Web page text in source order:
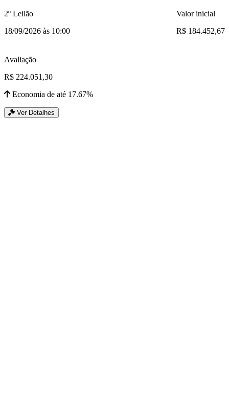
2º Leilão
18/09/2026 às 10:00
Valor inicial
R$ 184.452,67
Avaliação
R$ 224.051,30
Economia de até 17.67%
Ver Detalhes